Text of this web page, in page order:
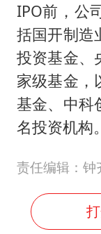
IPO前，公
括国开制造
投资基金、
家级基金，
基金、中科
名投资机构。
责任编辑：钟